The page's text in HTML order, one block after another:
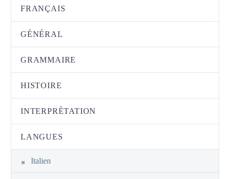
FRANÇAIS
GÉNÉRAL
GRAMMAIRE
HISTOIRE
INTERPRÈTATION
LANGUES
Italien